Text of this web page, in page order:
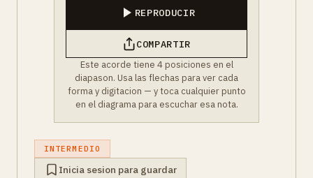
REPRODUCIR
COMPARTIR
Este acorde tiene 4 posiciones en el
diapason. Usa las flechas para ver cada
forma y digitacion — y toca cualquier punto
en el diagrama para escuchar esa nota.
INTERMEDIO
Inicia sesion para guardar